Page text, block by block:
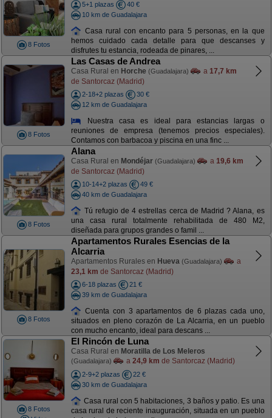
8 Fotos
5+1 plazas
40 €
10 km de Guadalajara
Casa rural con encanto para 5 personas, en la que
hemos cuidado cada detalle para que descanses y
disfrutes tu estancia, rodeada de pinares, ...
8 Fotos
Las Casas de Andrea
Casa Rural en Horche (Guadalajara) a 17,7 km
de Santorcaz (Madrid)
2-18+2 plazas
30 €
12 km de Guadalajara
Nuestra casa es ideal para estancias largas o
reuniones de empresa (tenemos precios especiales).
Contamos con barbacoa y piscina en una finc ...
8 Fotos
Alana
Casa Rural en Mondéjar (Guadalajara) a 19,6 km
de Santorcaz (Madrid)
10-14+2 plazas
49 €
40 km de Guadalajara
Tú refugio de 4 estrellas cerca de Madrid ? Alana, es
una casa rural totalmente rehabilitada de 480 M2,
diseñada para grupos grandes o famil ...
8 Fotos
Apartamentos Rurales Esencias de la
Alcarria
Apartamentos Rurales en Hueva (Guadalajara)
a
23,1 km de Santorcaz (Madrid)
6-18 plazas
21 €
39 km de Guadalajara
Cuenta con 3 apartamentos de 6 plazas cada uno,
situados en pleno corazón de La Alcarria, en un pueblo
con mucho encanto, ideal para descans ...
8 Fotos
El Rincón de Luna
Casa Rural en Moratilla de Los Meleros
(Guadalajara) a 24,9 km de Santorcaz (Madrid)
2-9+2 plazas
22 €
30 km de Guadalajara
Casa rural con 5 habitaciones, 3 baños y patio. Es una
casa rural de reciente inauguración, situada en un pueblo